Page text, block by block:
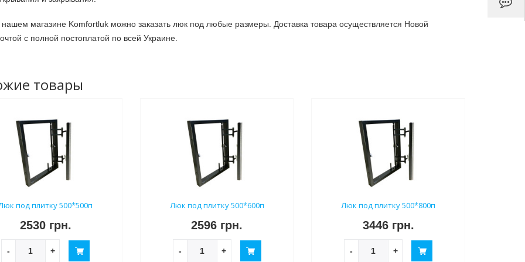
нашем магазине Komfortluk можно заказать люк под любые размеры. Доставка товара осуществляется Новой
с полной постоплатой по всей Украине.
товары
под плитку 500*500п
2530 грн.
- +
Люк под плитку 500*600п
2596 грн.
- +
Люк под плитку 500*800п
3446 грн.
- +